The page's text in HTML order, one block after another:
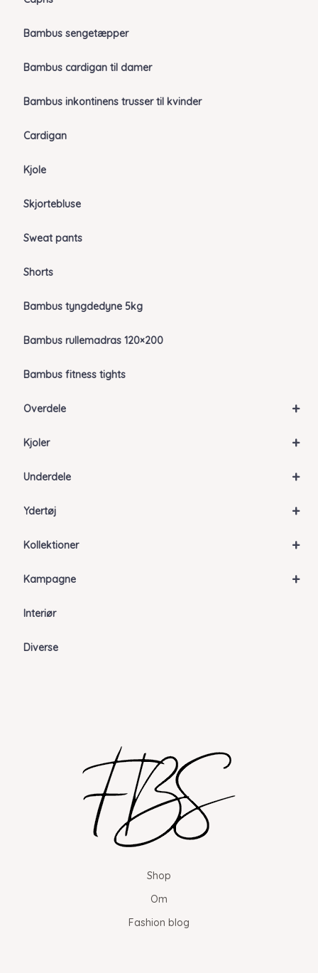
Bambus sengetæpper
Bambus cardigan til damer
Bambus inkontinens trusser til kvinder
Cardigan
Kjole
Skjortebluse
Sweat pants
Shorts
Bambus tyngdedyne 5kg
Bambus rullemadras 120×200
Bambus fitness tights
+
Overdele
+
Kjoler
+
Underdele
+
Ydertøj
+
Kollektioner
+
Kampagne
Interiør
Diverse
Shop
Om
Fashion blog